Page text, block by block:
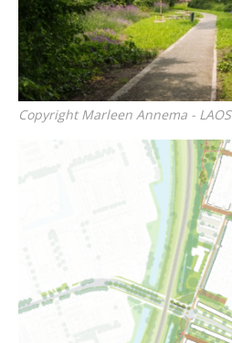
Copyright Marleen Annema - LAOS